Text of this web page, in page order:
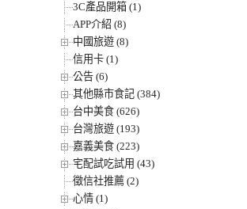
3C產品開箱 (1)
APP介紹 (8)
中國旅遊 (8)
信用卡 (1)
公告 (6)
其他縣市食記 (384)
台中美食 (626)
台灣旅遊 (193)
嘉義美食 (223)
宅配試吃試用 (43)
徵信社推薦 (2)
心情 (1)